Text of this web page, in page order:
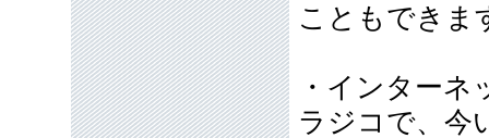
こともできま
・インター
ラジコで、今